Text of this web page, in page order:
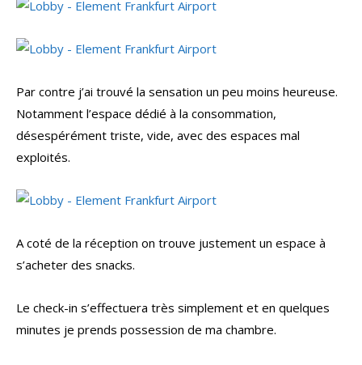
Par contre j’ai trouvé la sensation un peu moins heureuse.
Notamment l’espace dédié à la consommation,
désespérément triste, vide, avec des espaces mal
exploités.
A coté de la réception on trouve justement un espace à
s’acheter des snacks.
Le check-in s’effectuera très simplement et en quelques
minutes je prends possession de ma chambre.